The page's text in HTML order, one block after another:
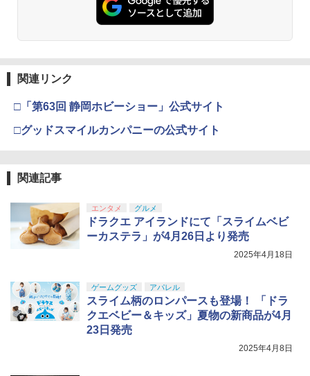
関連リンク
□「第63回 静岡ホビーショー」公式サイト
□グッドスマイルカンパニーの公式サイト
関連記事
エンタメ グルメ
ドラクエ アイランドにて「スライムベビ
ーカステラ」が4月26日より発売
2025年4月18日
ゲームグッズ アパレル
スライム柄のロンパースも登場！ 「ドラ
クエベビー＆キッズ」夏物の新商品が4月
23日発売
2025年4月8日